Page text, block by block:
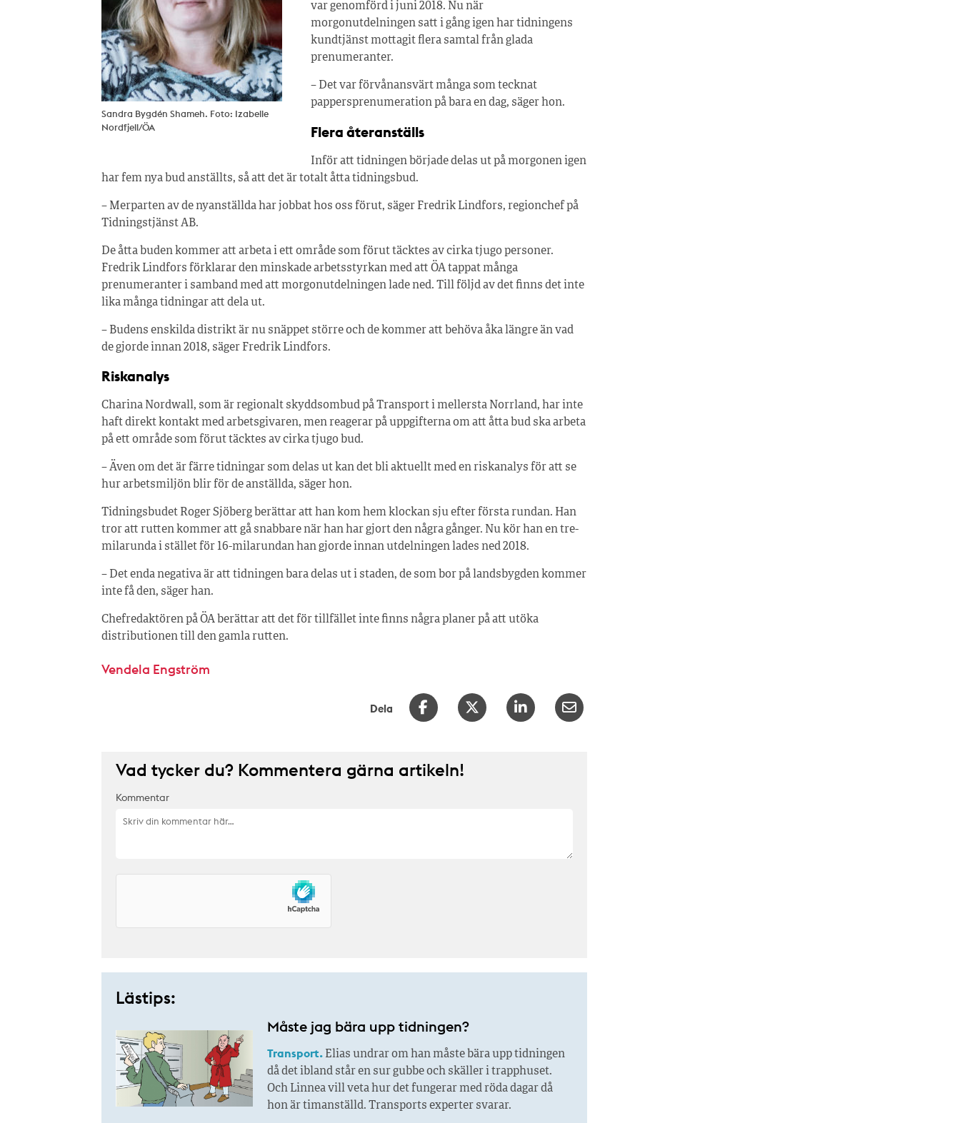
Sandra Bygdén Shameh. Foto: Izabelle
Nordfjell/ÖA
var genomförd i juni 2018. Nu när
morgonutdelningen satt i gång igen har tidningens
kundtjänst mottagit flera samtal från glada
prenumeranter.
– Det var förvånansvärt många som tecknat
pappersprenumeration på bara en dag, säger hon.
Flera återanställs
Inför att tidningen började delas ut på morgonen igen
har fem nya bud anställts, så att det är totalt åtta tidningsbud.
– Merparten av de nyanställda har jobbat hos oss förut, säger Fredrik Lindfors, regionchef på
Tidningstjänst AB.
De åtta buden kommer att arbeta i ett område som förut täcktes av cirka tjugo personer.
Fredrik Lindfors förklarar den minskade arbetsstyrkan med att ÖA tappat många
prenumeranter i samband med att morgonutdelningen lade ned. Till följd av det finns det inte
lika många tidningar att dela ut.
– Budens enskilda distrikt är nu snäppet större och de kommer att behöva åka längre än vad
de gjorde innan 2018, säger Fredrik Lindfors.
Riskanalys
Charina Nordwall, som är regionalt skyddsombud på Transport i mellersta Norrland, har inte
haft direkt kontakt med arbetsgivaren, men reagerar på uppgifterna om att åtta bud ska arbeta
på ett område som förut täcktes av cirka tjugo bud.
– Även om det är färre tidningar som delas ut kan det bli aktuellt med en riskanalys för att se
hur arbetsmiljön blir för de anställda, säger hon.
Tidningsbudet Roger Sjöberg berättar att han kom hem klockan sju efter första rundan. Han
tror att rutten kommer att gå snabbare när han har gjort den några gånger. Nu kör han en tre-
milarunda i stället för 16-milarundan han gjorde innan utdelningen lades ned 2018.
– Det enda negativa är att tidningen bara delas ut i staden, de som bor på landsbygden kommer
inte få den, säger han.
Chefredaktören på ÖA berättar att det för tillfället inte finns några planer på att utöka
distributionen till den gamla rutten.
Vendela Engström
Dela
Vad tycker du? Kommentera gärna artikeln!
Kommentar
Lästips:
Måste jag bära upp tidningen?
Transport.Elias undrar om han måste bära upp tidningen
då det ibland står en sur gubbe och skäller i trapphuset.
Och Linnea vill veta hur det fungerar med röda dagar då
hon är timanställd. Transports experter svarar.